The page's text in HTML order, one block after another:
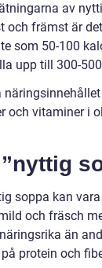
av
och främst är
som 50-100
upp till 300-
och vitaminer i
soppa kan
och fräsch
än
protein och